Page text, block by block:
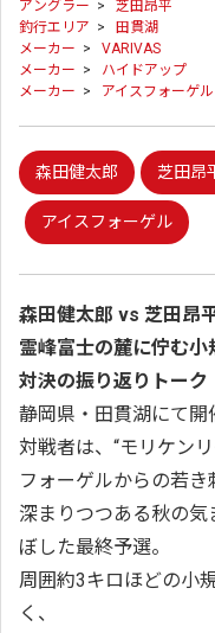
アングラー > 芝田昂平
釣行エリア >
田貫湖
メーカー > VARIVAS
メーカー > ハイドアップ
メーカー > アイスフォーゲル
森田健太郎 芝田昂
アイスフォーゲル
森田健太郎 vs 芝田昂
霊峰富士の麓に佇む
対決の振り返りトーク
静岡県・田貫湖にて開
対戦者は、“モリケン
フォーゲルからの若き
深まりつつある秋の
ぼした最終予選。
周囲約3キロほどの小
く、